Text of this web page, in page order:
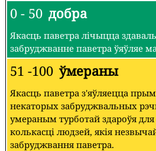
0 - 50 добра
Якасць паветра лічыцца
забруджванне паветра ўяўляе
51 -100 ўмераны
Якасць паветра з'яўляецца
некаторых забруджвальных
умераным турботай здароўя для
колькасці людзей, якія
забруджвання паветра.